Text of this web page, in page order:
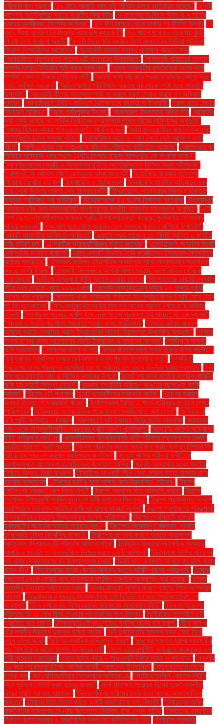
পরীক্ষার ফল প্রকাশ "১৯ দিনে প্রবাসী আয় দুই বিলিয়ন ডলার অতিক্রম করেছে" "২৭টি
ব্যাগসহ অস্ট্রেলিয়া সফরে ভারতীয় ক্রিকেটার "৪ নভেম্বর সংবিধান দিবস ও ৭ মার্চের
গুরুত্ব অস্বীকার: সিপিবির অভিমত" "৬৭ দিন সাগরে ভেসে থাকার পর জীবিত উদ্ধার "৭
বদলি নিয়ে ব্রাজিল কি ফিফার নিয়ম ভঙ্গ করেছে?" "৭০ মাইল দূরে ৪০ বছর পর খুঁজে
পাওয়া গেল হারানো আংটি" "৮ দবি নিয়ে কবি নজরুল বিশ্ববিদ্যালয়ের মিডিয়া স্টাডিজ
বিভাগে শিক্ষার্থীদের আন্দোলন" "অন্তর্বর্তী সরকার যথাযথ পদক্ষেপ গ্রহণে ব্যর্থ
"অপরাজিতা ফুলের চায়ে পাবেন ৬টি অসাধারণ উপকারিতা" "অভিবাসী পরিবারের সন্তান
কমলার সামনে ইতিহাস সৃষ্টি করার সম্ভাবনা" "অমুক ব্যবসায়ীর রাজনৈতিক দলের সঙ্গে
সম্পর্ক: কেন এ বিষয়ে লেখা হয় না?" "অযথা সময় নষ্ট করে সরকারে থাকার কোনো ইচ্ছা
নেই: আসিফ নজরুল" "আইনশৃঙ্খলা পরিস্থিতি সন্ধ্যার পর থেকে স্পষ্ট হবে: স্বরাষ্ট্র
উপদেষ্টা" "আওয়ামী লীগের অবস্থান স্পষ্ট না করলে যমুনা ঘেরাও করবে গণ অধিকার
পরিষদ" "আগামীকাল নির্বাচন কমিশনে বৈঠকে যাবে জামায়াতে ইসলামী" "আজ রাতে ঢাকায়
আসছেন সাকিব?" "আজ লক্ষ্মীপূজার উৎসব" "আজহারুল ইসলামকে মুক্তি দিন "আমাদের
কথা কেউ ভাবছে না: মার্কিন নির্বাচনের প্রেক্ষাপটে পশ্চিম তীরের বাসিন্দাদের অনুভূতি"
"আমার হিজাব আমার শক্তির উৎস" : মার্কিন ছাত্রী "আমি যুক্তরাষ্ট্রের রাজনৈতিক বন্দী:
ফিলিস্তিনি ছাত্র মাহমুদ খলিল" "আর্জেন্টিনার কাছে ৬ গোল খেয়ে সেই ব্রাজিল এখন
শীর্ষে" "আলী-চমকের পর হৃদয়-ঝড়ে বরিশাল পৌঁছালো ফাইনালে আবারো" "আলেপ্পোর পর
সিরিয়ার অন্যান্য শহর দখলে এগিয়ে চলেছে হায়াত আল-শাম: কে বা কারা তারা?"
"আসলাঙ্কারের সেঞ্চুরি ও তিকশানার ঘূর্ণিতে অস্ট্রেলিয়াকে বিস্মিত করল শ্রীলঙ্কা"
"আসলেই কি আপেল খেলে রোগমুক্ত থাকা সম্ভব?" "ইতালিতে যাওয়ার উদ্দেশ্যে
লিবিয়ায় নিখোঁজ ২৪ জন "ইসরায়েলি ৩ জিম্মি মুক্ত "ইসরায়েলি বাহিনীর অভিযানে বন্ধ
হয়ে গেছে উত্তর গাজার শেষ হাসপাতালটি" "ইসরায়েলে নেতানিয়াহুর বিরুদ্ধে হাজারো
মানুষের প্রতিবাদ: দ্য গার্ডিয়ান" "উড়োজাহাজে ৪০ ঘণ্টার নির্যাতন: হাতকড়া "উৎসবমুখর
পরিবেশে নটর ডেম ইউনিভার্সিটি বাংলাদেশের দ্বিতীয় সমাবর্তন সফলভাবে অনুষ্ঠিত" "এই
দেশ ১৯৭১-এর শহীদদের রক্তের প্রতি বিশ্বাসঘাতকতা করেছে: কুমিল্লায় জোনায়েদ
সাকির মন্তব্য" "এক মাস ধরে খোলা সয়াবিন তেল ব্যবহার করছেন বাণিজ্য উপদেষ্টা"
"একটি আমলকীর অসীম উপকারিতা!" "একুশে পদক পাচ্ছেন ১৪ বিশিষ্ট ব্যক্তি ও জাতীয়
নারী ফুটবল দল" "এশিয়াটিক ল্যাবরেটরিজের মুনাফা কমেছে" "এসঅ্যান্ডপি আদানির তিনটি
কোম্পানির ঋণমান কমালো" "এহুদ ওলমার্ট কীভাবে তৈরি করেছিলেন ইসরায়েল-ফিলিস্তিন
রাষ্ট্রের মানচিত্র" "ঐকমত্য কমিশন রাজনৈতিক দলগুলোর সাথে আলাদাভাবে আলোচনা
করবে: আলী রীয়াজ" "ওসমানী বিমানবন্দরে অগ্নিনির্বাপণ মহড়ায় অংশ নিলেন বেবিচক
চেয়ারম্যান" "কাউকে বিশৃঙ্খলা সৃষ্টির সুযোগ দেওয়া যাবে না "কিশোরগঞ্জে ভাঙারি দোকানে
মর্টার শেল দেখতে পেয়ে ৯৯৯-এ কল "কেনেডি হত্যাকাণ্ডের বিষয়ে ৮০ হাজার পৃষ্ঠার
গোপন নথি প্রকাশ" "ক্ষমতায় থাকা অবস্থায় নির্বাচনে অংশগ্রহণ জনগণ আর মেনে নেবে
না: জি এম কাদের" "গণ–অভ্যুত্থানের ছয় মাস পর ছেলের মরদেহ পেয়ে মা'র অবিরত
কান্না" "গণমাধ্যম সরকার অখুশি হবে এমন সংবাদ প্রকাশে ভয় পাচ্ছে: জি এম কাদের"
"গাজায় ২ মার্চের পর খাদ্য সহায়তা প্রবাহ বন্ধ: জাতিসংঘ" "গাজায় অবৈধ আদেশ
অমান্য করতে সেনাদের প্রতি ইসরায়েলের সাবেক নিরাপত্তা উপদেষ্টার আহ্বান"' "গাজার
সংঘর্ষ বন্ধের জন্য আলোচনার প্রতি ইসরায়েল ও হামাসের আগ্রহ" "গাজীপুরে হামলা:
ওসি প্রত্যাহার "গোসলের আগে না পরে "ঘরের বাতাসে দূষণ: সুস্থ থাকার জন্য করণীয়".
"চট্টগ্রামের আঞ্চলিক ভাষায় রোহিঙ্গাদের জন্য প্রধান উপদেষ্টার বার্তা" "চাকরিতে
প্রবেশের জন্য পুরুষদের বয়সসীমা ৩৫ ও নারীদের ৩৭ বছরে উন্নীত করার প্রস্তাব" "চার
মাস ধরে রপ্তানি আয় ৪ বিলিয়ন ডলারের উপরে" "চারটি পদ ছাড়া জাতীয় নাগরিক কমিটির
বাকি সব কমিটি বিলুপ্ত ঘোষণা" "চারবার বসতভিটা সরিয়েও ভাঙনের আতঙ্কে আলী
আহমদ" "চীনের ৫টি পদক্ষেপ "চুয়েট ছাত্রলীগের সভাপতি আটক" "চোখের স্বাস্থ্য
উন্নত রাখতে যে খাবারগুলি খাবেন" "চ্যাম্পিয়নস ট্রফি: ২ শর্তে হাইব্রিড মডেলে সম্মত
পাকিস্তান" "ছুরিকাঘাত ও বৈদ্যুতিক শকে হত্যা: সবজিখেতে লাশ ফেলা" "জমিয়ত ও
এবি পার্টি: সংস্কার ও নির্বাচন "জয়পুরহাটে হাট ইজারায় সিন্ডিকেটের কারসাজি "জাপানের
পক্ষ থেকে অন্তর্বর্তীকালীন সরকারের প্রতি সমর্থন পুনর্ব্যক্ত" "জার্মানির কঠোর অভিবাসন
নীতি পরিকল্পনা ব্যর্থ"m "জাহাঙ্গীরনগর বিশ্ববিদ্যালয় ভর্তি পরীক্ষার প্রশ্নপত্রে ত্রুটি:
৮০টির পরিবর্তে ৭৮টি প্রশ্ন" "জিনস পরিবর্তন করতে অস্বীকার করায় দাবা চ্যাম্পিয়নশিপ
থেকে বাদ পড়লেন বর্তমান চ্যাম্পিয়ন কার্লসেন" "জুলাই মাসের শহীদরা দুর্নীতি ও
দুঃশাসনমুক্ত বাংলাদেশ চেয়েছিলেন: জামায়াত আমির" "জুলাই-আগস্টের মধ্যে জাতীয়
নির্বাচন সম্ভব: মির্জা ফখরুল" "টাঙ্গাইলে আওয়ামী লীগ নেতা ফারুক হত্যা মামলার রায়ে
হতবাক সন্তানেরা "টেনিসের রানি’র সঙ্গে সাক্ষাৎ করে উচ্ছ্বসিত নেইমার" "ট্রাম্প
পেন্টাগনের নিয়ন্ত্রণ কেন নিতে চান?" "ট্রাম্প প্রশাসন ডিম আমদানি করবে" "ট্রাম্প
প্রশাসন বিশ্বব্যাপী মার্কিন দূতাবাসে কর্মী কমানোর সিদ্ধান্ত" "ট্রাম্প প্রশাসনের নির্দেশে
ওয়াশিংটনে ইউএসএআইডির কর্মীদের বাসায় থাকার নির্দেশ" "ট্রাম্প প্রশাসনের পরিকল্পনা:
যুক্তরাষ্ট্রের নেতৃত্বে বিশ্ব স্বাস্থ্য সংস্থা পরিচালনা" "ট্রাম্প প্রেসিডেন্ট হলে কি
যুক্তরাষ্ট্রে আদানির সমস্যা সমাধান হবে?" "ট্রাম্পের বিদ্বেষপূর্ণ বক্তব্য: গাজায়
যুদ্ধবিরতি চুক্তি কি ঝুঁকির মধ্যে?" "ট্রাম্পের শুল্কের কারণে ভারতে অ্যাপলের
আইফোন উৎপাদনে কী পরিবর্তন আসতে পারে" "ডিজিটাল উদ্ভাবনের নৈতিক ব্যবহার:
সামাজিক সংহতি ও অন্তর্ভুক্তি নিশ্চিতকরণে একটি কর্মশালা" "ডিপ্লোমা ডিগ্রি বাতিলের
পর এবার গ্রেফতার হলেন ইস্তাম্বুলের মেয়র" "ডিসি পদে কর্মকর্তাদের আগ্রহ হঠাৎ কমার
কারণ কী?" "ডিসেম্বরের মধ্যে জেলার বিভিন্ন স্থানে কমিটি গঠনের পরিকল্পনা" "ঢাকার
ইজতেমা থেকে ফেরার পথে পশ্চিমবঙ্গে মুসলিম তরুণকে আক্রান্ত করা হয়েছে" "ঢাকার
জাহাঙ্গীর টাওয়ারে ক্যাফেতে আগুন "ঢাকার রাস্তায় ধুলোর কারণে বাড়ছে শিশুদের স্বাস্থ্য
সমস্যা" "তত্ত্বাবধায়ক সরকার ব্যবস্থা নিয়ে ৩টি রিভিউ আবেদন শুনানির তারিখ ১৭
নভেম্বর" "তিন দশকে ৩০ বিশ্ব রেকর্ড: জাকেরের অসাধারণ কীর্তি" "তিন সপ্তাহ পর
মুক্তিপণের ২৫ লাখ টাকা দেওয়ার পর তরুণের লাশ উদ্ধার" "থাইরয়েড সম্পর্কিত ৫টি
প্রচলিত ভুল ধারণা" "দিনাজপুরে মৌসুম শেষেও সুগন্ধি ধানের দাম হ্রাস" "দীপু মনি ও
তাঁর স্বামীর বিরুদ্ধে দুদকের মামলা দায়ের" "দুই প্ল্যাটফর্মের সমানসংখ্যক নেতা নিয়ে
নতুন দলের কমিটি "দুটি আলংকারিক উদ্ভিদের বিবরণ" "দুদকের মামলায় ইয়াবা ব্যবসায়ীর
৭৬ লাখ টাকার অবৈধ সম্পদ উদ্ধারের দাবি "দেশে এইচএমপিভি ভাইরাসে আক্রান্ত এক
নারী মৃত্যুবরণ করেছেন "দেশে বছরে প্রায় ৩ লাখ কোটি টাকার শুল্ক ও কর ছাড়" "নওগাঁয়
১৬ বছর পর ছাত্রশিবিরের প্রতিষ্ঠাবার্ষিকী প্রকাশ্যে উদযাপিত" "নতুন ছাত্রসংগঠনের
যাত্রা শুরু "নর্থ মেসিডোনিয়ার নৈশক্লাবে অগ্নিকাণ্ড "নাটোরে যুবলীগ নেতাকে পিটুনি
দিয়ে পুলিশে সোপর্দ করল ছাত্র-জনতা" "নানা পদক্ষেপ সত্ত্বেও চীনের তরুণ-তরুণীরা
বিয়ের প্রতি আগ্রহ হারাচ্ছে" "নিভৃতপল্লির নারীদের তৈরি জুতা পাচ্ছে আন্তর্জাতিক
বাজারে" "নির্বাচন নিয়ে বিতর্ক করছে একটি রাজনৈতিক দল: রিজভী" "নির্বাচনের তারিখ
রাজনৈতিক দলগুলোর চাওয়ার ভিত্তিতে নির্ধারিত হবে: প্রেস সচিব" "নির্বাচনের সময়সীমা
নির্ধারণ করবে সরকার ও রাজনৈতিক দলগুলো: জাতিসংঘের দূত" "নির্বাচিত সরকারই